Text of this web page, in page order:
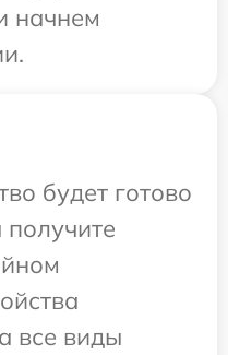
начнем
будет готово
все виды